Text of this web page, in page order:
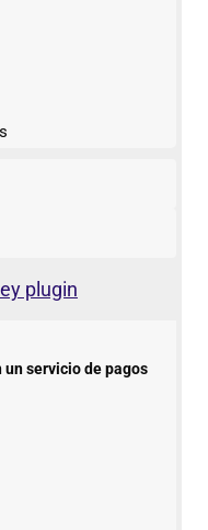
plugin
servicio de pagos